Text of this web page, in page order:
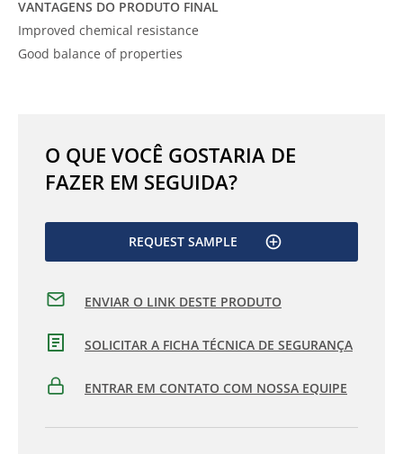
VANTAGENS DO PRODUTO FINAL
Improved chemical resistance
Good balance of properties
O QUE VOCÊ GOSTARIA DE
FAZER EM SEGUIDA?
REQUEST SAMPLE
ENVIAR O LINK DESTE PRODUTO
SOLICITAR A FICHA TÉCNICA DE SEGURANÇA
ENTRAR EM CONTATO COM NOSSA EQUIPE